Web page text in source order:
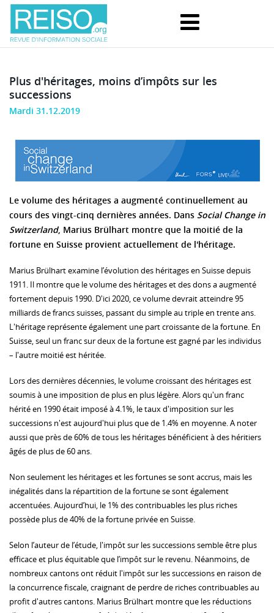
Plus d'héritages, moins d’impôts sur les
successions
Mardi 31.12.2019
Le volume des héritages a augmenté continuellement au
cours des vingt-cinq dernières années. Dans Social Change in
Switzerland, Marius Brülhart montre que la moitié de la
fortune en Suisse provient actuellement de l'héritage.
Marius Brülhart examine l’évolution des héritages en Suisse depuis
1911. Il montre que le volume des héritages et des dons a augmenté
fortement depuis 1990. D'ici 2020, ce volume devrait atteindre 95
milliards de francs suisses, passant du simple au triple en trente ans.
L'héritage représente également une part croissante de la fortune. En
Suisse, seul un franc sur deux de la fortune est gagné par les individus
– l'autre moitié est héritée.
Lors des dernières décennies, le volume croissant des héritages est
soumis à une imposition de plus en plus légère. Alors qu'un franc
hérité en 1990 était imposé à 4.1%, le taux d'imposition sur les
successions n'est aujourd'hui plus que de 1.4% en moyenne. A noter
aussi que près de 60% de tous les héritages bénéficient à des héritiers
âgés de plus de 60 ans.
Non seulement les héritages et les fortunes se sont accrus, mais les
inégalités dans la répartition de la fortune se sont également
accentuées. Aujourd’hui, le 1% des contribuables les plus riches
possède plus de 40% de la fortune privée en Suisse.
Selon l’auteur de l’étude, l'impôt sur les successions semble être plus
efficace et plus équitable que l’impôt sur le revenu. Néanmoins, de
nombreux cantons ont réduit l'impôt sur les successions en raison de
la concurrence fiscale, craignant de perdre de riches contribuables au
profit d'autres cantons. Marius Brülhart montre que les réductions